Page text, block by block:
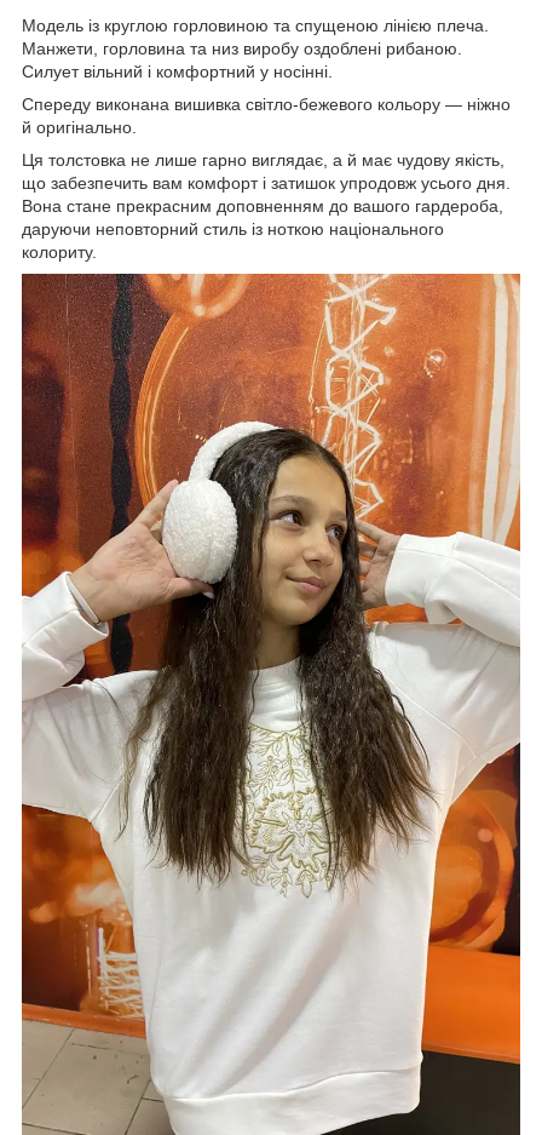
Модель із круглою горловиною та спущеною лінією плеча.
Манжети, горловина та низ виробу оздоблені рибаною.
Силует вільний і комфортний у носінні.
Спереду виконана вишивка світло-бежевого кольору — ніжно
й оригінально.
Ця толстовка не лише гарно виглядає, а й має чудову якість,
що забезпечить вам комфорт і затишок упродовж усього дня.
Вона стане прекрасним доповненням до вашого гардероба,
даруючи неповторний стиль із ноткою національного
колориту.